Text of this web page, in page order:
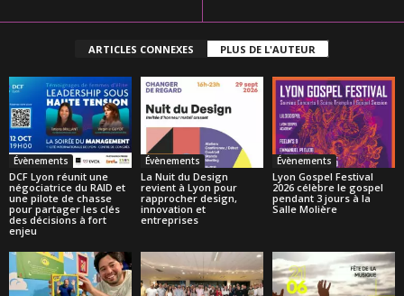
ARTICLES CONNEXES PLUS DE L'AUTEUR
Évènements
DCF Lyon réunit une
négociatrice du RAID et
une pilote de chasse
pour partager les clés
des décisions à fort
enjeu
Évènements
La Nuit du Design
revient à Lyon pour
rapprocher design,
innovation et
entreprises
Évènements
Lyon Gospel Festival
2026 célèbre le gospel
pendant 3 jours à la
Salle Molière